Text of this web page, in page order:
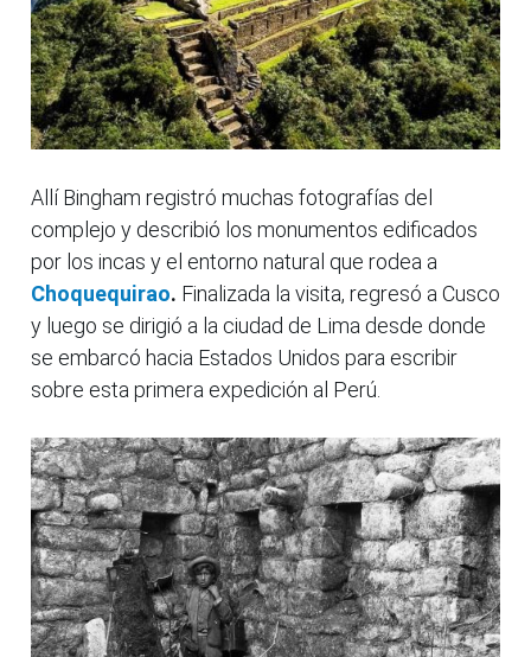
Allí Bingham registró muchas fotografías del
complejo y describió los monumentos edificados
por los incas y el entorno natural que rodea a
Choquequirao. Finalizada la visita, regresó a Cusco
y luego se dirigió a la ciudad de Lima desde donde
se embarcó hacia Estados Unidos para escribir
sobre esta primera expedición al Perú.